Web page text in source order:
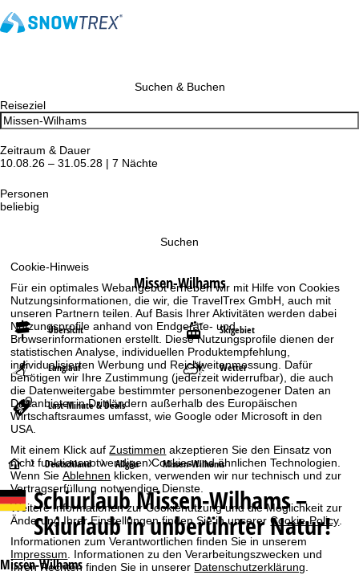
Cookie-Hinweis
Für ein optimales Webangebot erheben wir mit Hilfe von Cookies
Nutzungsinformationen, die wir, die TravelTrex GmbH, auch mit
unseren Partnern teilen. Auf Basis Ihrer Aktivitäten werden dabei
Nutzungsprofile anhand von Endgeräte- und
Browserinformationen erstellt. Diese Nutzungsprofile dienen der
statistischen Analyse, individuellen Produktempfehlung,
individualisierten Werbung und Reichweitenmessung. Dafür
benötigen wir Ihre Zustimmung (jederzeit widerrufbar), die auch
die Datenweitergabe bestimmter personenbezogener Daten an
Drittanbieter in Drittländern außerhalb des Europäischen
Wirtschaftsraumes umfasst, wie Google oder Microsoft in den
USA.
Mit einem Klick aufZustimmen akzeptieren Sie den Einsatz von
nicht funktionsnotwendigen Cookies und ähnlichen Technologien.
Wenn SieAblehnen klicken, verwenden wir nur technisch und zur
Vertragserfüllung notwendige Dienste.
Weitere Informationen zur Cookienutzung und die Möglichkeit zur
Änderung Ihrer Einstellungen finden Sie in unsererCookie-Policy.
Informationen zum Verantwortlichen finden Sie in unserem
Impressum. Informationen zu den Verarbeitungszwecken und
Ihren Rechten finden Sie in unserer Datenschutzerklärung.
Suchen & Buchen
Reiseziel
Zeitraum & Dauer
10.08.26 – 31.05.28 | 7 Nächte
Personen
beliebig
Suchen
Missen-Wilhams
Übersicht Skigebiet
Langlauf Wetter
Last-Minute & Deals
S
t
a
r
Deutschland Allgäu Missen-Wilhams
SchiurlaubMissen-Wilhams –
Skiurlaub in unberührter Natur!
Missen-Wilhams